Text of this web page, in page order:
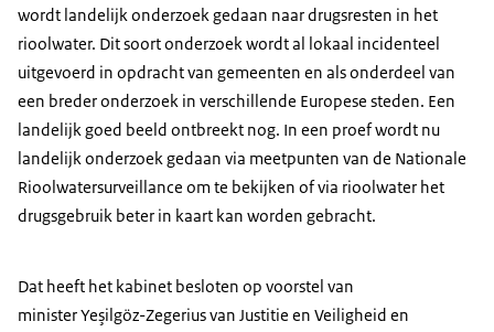
wordt landelijk onderzoek gedaan naar drugsresten in het
rioolwater. Dit soort onderzoek wordt al lokaal incidenteel
uitgevoerd in opdracht van gemeenten en als onderdeel van
een breder onderzoek in verschillende Europese steden. Een
landelijk goed beeld ontbreekt nog. In een proef wordt nu
landelijk onderzoek gedaan via meetpunten van de Nationale
Rioolwatersurveillance om te bekijken of via rioolwater het
drugsgebruik beter in kaart kan worden gebracht.
Dat heeft het kabinet besloten op voorstel van
minister Yeşilgöz-Zegerius van Justitie en Veiligheid en